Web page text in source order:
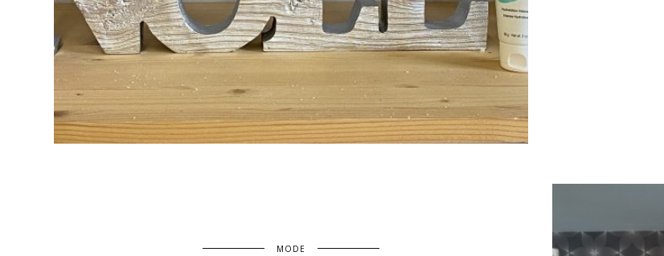
MODE